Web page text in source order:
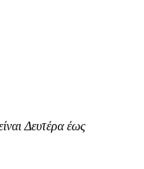
Δευτέρα έως